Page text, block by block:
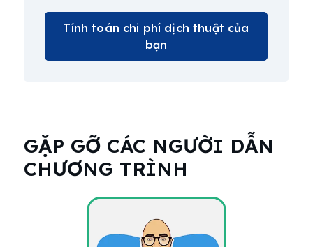
Tính toán chi phí dịch thuật của
bạn
GẶP GỠ CÁC NGƯỜI DẪN
CHƯƠNG TRÌNH